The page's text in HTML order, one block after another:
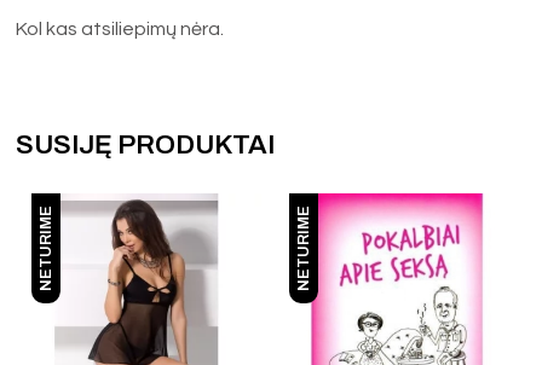
Kol kas atsiliepimų nėra.
SUSIJĘ PRODUKTAI
NETURIME NETURIME